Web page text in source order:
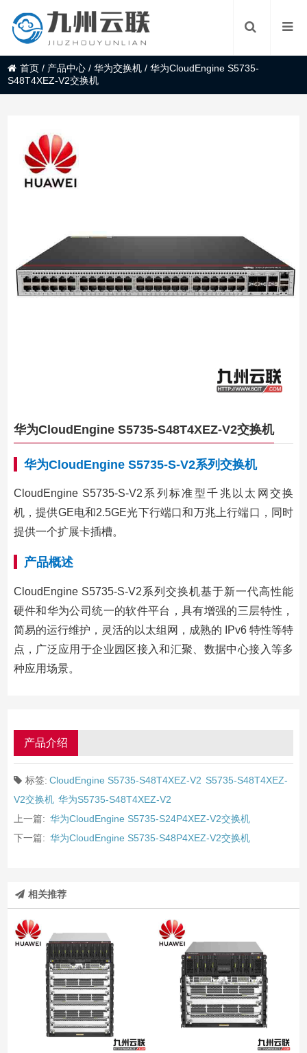
首页 / 产品中心 /华为交换机 /华为CloudEngine S5735-
S48T4XEZ-V2交换机
华为CloudEngine S5735-S48T4XEZ-V2交换机
华为CloudEngine S5735-S-V2系列交换机
CloudEngine S5735-S-V2系列标准型千兆以太网交换
机，提供GE电和2.5GE光下行端口和万兆上行端口，同时
提供一个扩展卡插槽。
产品概述
CloudEngine S5735-S-V2系列交换机基于新一代高性能
硬件和华为公司统一的软件平台，具有增强的三层特性，
简易的运行维护，灵活的以太组网，成熟的 IPv6 特性等特
点，广泛应用于企业园区接入和汇聚、数据中心接入等多
种应用场景。
产品介绍
标签: CloudEngine S5735-S48T4XEZ-V2 S5735-S48T4XEZ-
V2交换机 华为S5735-S48T4XEZ-V2
上一篇: 华为CloudEngine S5735-S24P4XEZ-V2交换机
下一篇: 华为CloudEngine S5735-S48P4XEZ-V2交换机
相关推荐